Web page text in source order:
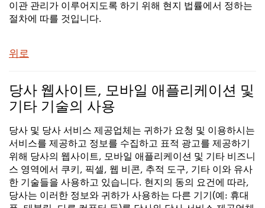
이관 관리가 이루어지도록 하기 위해 현지 법률에서 정하는
절차에 따를 것입니다.
위로
당사 웹사이트, 모바일 애플리케이션 및
기타 기술의 사용
당사 및 당사 서비스 제공업체는 귀하가 요청 및 이용하시는
서비스를 제공하고 정보를 수집하고 표적 광고를 제공하기
위해 당사의 웹사이트, 모바일 애플리케이션 및 기타 비즈니
스 영역에서 쿠키, 픽셀, 웹 비콘, 추적 도구, 기타 이와 유사
한 기술들을 사용하고 있습니다. 현지의 동의 요건에 따라,
당사는 이러한 정보와 귀하가 사용하는 다른 기기(예: 휴대